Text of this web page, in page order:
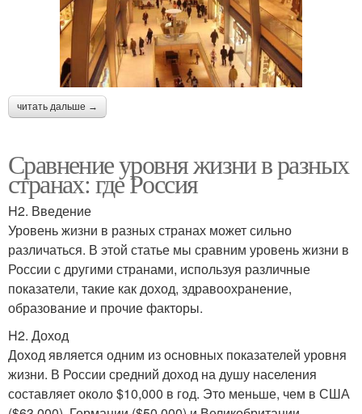
читать дальше →
Сравнение уровня жизни в разных
странах: где Россия
H2. Введение
Уровень жизни в разных странах может сильно
различаться. В этой статье мы сравним уровень жизни в
России с другими странами, используя различные
показатели, такие как доход, здравоохранение,
образование и прочие факторы.
H2. Доход
Доход является одним из основных показателей уровня
жизни. В России средний доход на душу населения
составляет около $10,000 в год. Это меньше, чем в США